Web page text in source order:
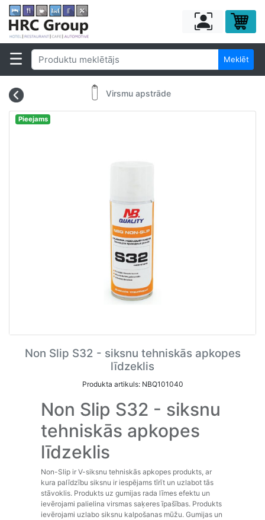
Meklēt
Virsmu apstrāde
Pieejams
Non Slip S32 - siksnu tehniskās apkopes
līdzeklis
Produkta artikuls: NBQ101040
Non Slip S32 - siksnu
tehniskās apkopes
līdzeklis
Non-Slip ir V-siksnu tehniskās apkopes produkts, ar
kura palīdzību siksnu ir iespējams tīrīt un uzlabot tās
stāvoklis. Produkts uz gumijas rada līmes efektu un
ievērojami palielina virsmas saķeres īpašības. Produkts
ievērojami uzlabo siksnu kalpošanas mūžu. Gumijas un